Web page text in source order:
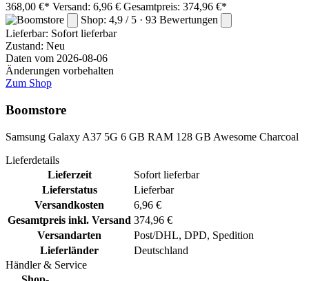
368,00 €* Versand: 6,96 € Gesamtpreis: 374,96 €*
Shop: 4,9 / 5 · 93 Bewertungen
Lieferbar: Sofort lieferbar
Zustand: Neu
Daten vom 2026-08-06
Änderungen vorbehalten
Zum Shop
Boomstore
Samsung Galaxy A37 5G 6 GB RAM 128 GB Awesome Charcoal
Lieferdetails
Lieferzeit
Sofort lieferbar
Lieferstatus
Lieferbar
Versandkosten
6,96 €
Gesamtpreis inkl. Versand 374,96 €
Versandarten
Post/DHL, DPD, Spedition
Lieferländer
Deutschland
Händler & Service